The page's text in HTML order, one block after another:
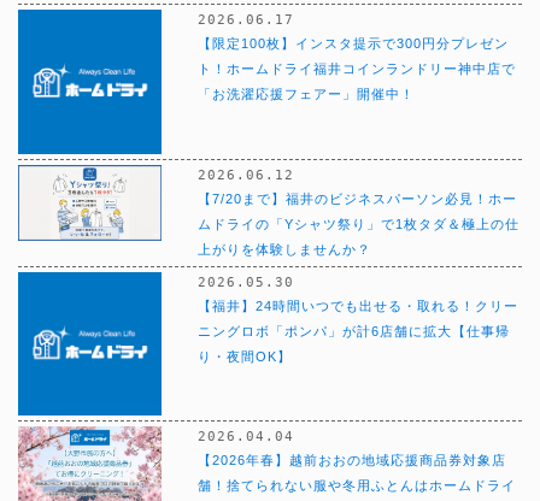
2026.06.17
【限定100枚】インスタ提示で300円分プレゼン
ト！ホームドライ福井コインランドリー神中店で
「お洗濯応援フェアー」開催中！
2026.06.12
【7/20まで】福井のビジネスパーソン必見！ホー
ムドライの「Yシャツ祭り」で1枚タダ＆極上の仕
上がりを体験しませんか？
2026.05.30
【福井】24時間いつでも出せる・取れる！クリー
ニングロボ「ポンパ」が計6店舗に拡大【仕事帰
り・夜間OK】
2026.04.04
【2026年春】越前おおの地域応援商品券対象店
舗！捨てられない服や冬用ふとんはホームドライ